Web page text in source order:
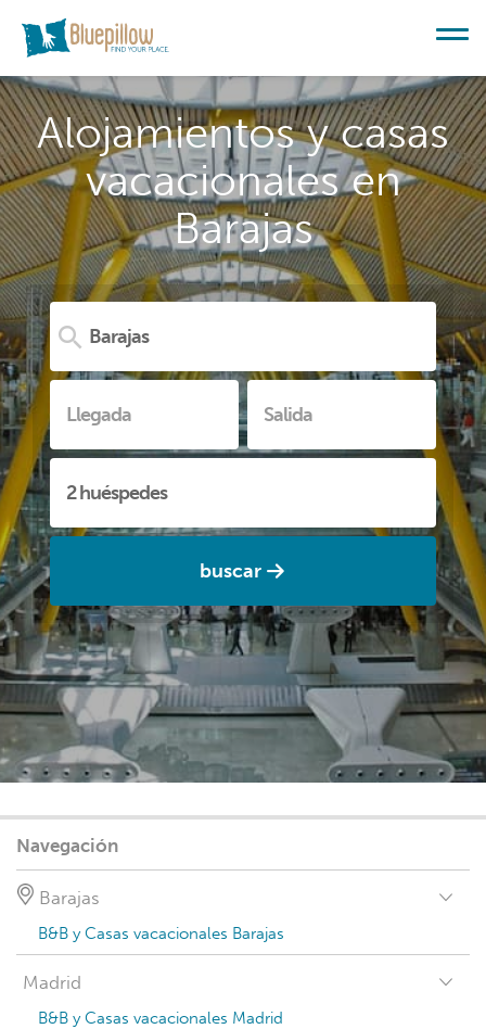
Alojamientos y casas
vacacionales en
Barajas
buscar
Navegación
Barajas
B&B y Casas vacacionales Barajas
Madrid
B&B y Casas vacacionales Madrid